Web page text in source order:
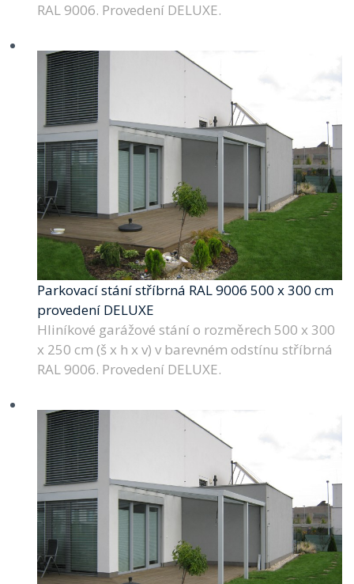
RAL 9006. Provedení DELUXE.
Parkovací stání stříbrná RAL 9006 500 x 300 cm
provedení DELUXE
Hliníkové garážové stání o rozměrech 500 x 300
x 250 cm (š x h x v) v barevném odstínu stříbrná
RAL 9006. Provedení DELUXE.